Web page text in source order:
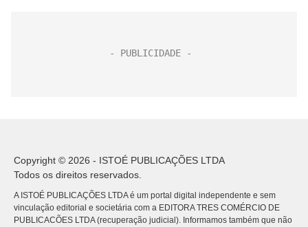
Copyright © 2026 - ISTOÉ PUBLICAÇÕES LTDA
Todos os direitos reservados.
A ISTOÉ PUBLICAÇÕES LTDA é um portal digital independente e sem
vinculação editorial e societária com a EDITORA TRES COMÉRCIO DE
PUBLICACÕES LTDA (recuperação judicial). Informamos também que não